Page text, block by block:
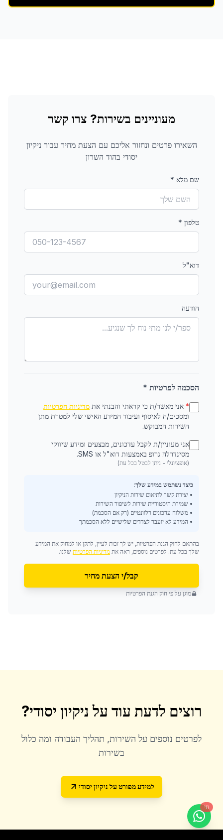
מעוניינים בשירות? צרו קשר
השאירו פרטים ונחזור אליכם עם הצעת מחיר עבור ניקיון
יסודי בהוד השרון
שם מלא *
טלפון *
דוא"ל
הודעה
הסכמה לפרטיות *
* אני מאשר/ת כי קראתי והבנתי את מדיניות הפרטיות
ומסכים/ה לאיסוף ועיבוד המידע האישי שלי למטרת מתן
השירות המבוקש.
אני מעוניין/ת לקבל עדכונים, מבצעים ומידע שיווקי
מסינדרלה גרופ באמצעות דוא"ל או SMS.
(אופציונלי - ניתן לבטל בכל עת)
כיצד נשתמש במידע שלך:
• יצירת קשר לתיאום שירות הניקיון
• שמירת היסטוריית שירות לשיפור השירות
• משלוח עדכונים רלוונטיים (רק אם הסכמת)
• המידע לא יועבר לצדדים שלישיים ללא הסכמתך
בהתאם לחוק הגנת הפרטיות, יש לך זכות לעיין, לתקן או למחוק את המידע
שלך בכל עת. לפרטים נוספים, ראה את מדיניות הפרטיות שלנו.
קבל/י הצעת מחיר
מוגן על פי חוק הגנת הפרטיות
רוצים לדעת עוד על ניקיון יסודי?
לפרטים נוספים על השירות, תהליך העבודה ומה כלול
בשירות
למידע מפורט על ניקיון יסודי
חי